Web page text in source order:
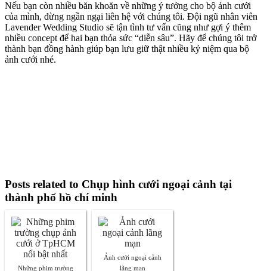
Nếu bạn còn nhiều băn khoăn về những ý tưởng cho bộ ảnh cưới
của mình, đừng ngần ngại liên hệ với chúng tôi. Đội ngũ nhân viên
Lavender Wedding Studio sẽ tận tình tư vấn cũng như gợi ý thêm
nhiều concept để hai bạn thỏa sức “diễn sâu”. Hãy để chúng tôi trở
thành bạn đồng hành giúp bạn lưu giữ thật nhiều kỷ niệm qua bộ
ảnh cưới nhé.
Posts related to Chụp hình cưới ngoại cảnh tại
thành phố hồ chí minh
Những phim trường
Ảnh cưới ngoại cảnh
lãng mạn